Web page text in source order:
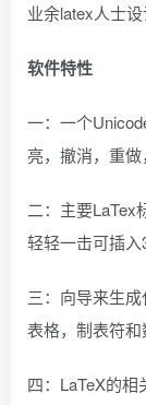
业余latex人士设
软件特性
一：一个
亮，撤消，重
二：主要LaTex
轻轻一击可插
三：向导来生成
表格，制表符
四：LaTeX的相